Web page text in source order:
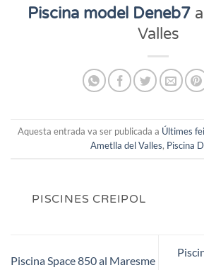
Piscina model Deneb7
Valles
Aquesta entrada va ser publicada a Últimes
Ametlla del Valles, Piscina
PISCINES CREIPOL
Piscina Space 850 al Maresme